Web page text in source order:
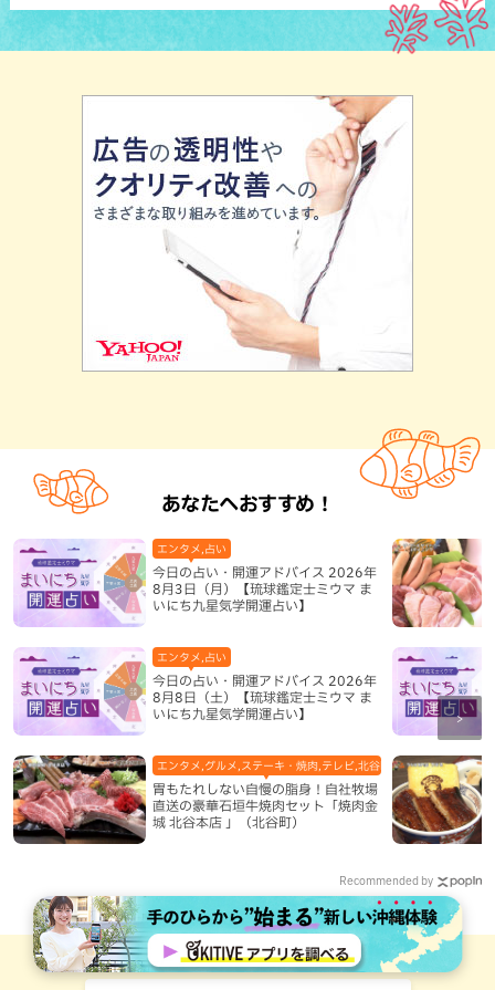
あなたへおすすめ！
今日の占い・開運アドバイス 2026年
8月3日（月）【琉球鑑定士ミウマ ま
いにち九星気学開運占い】
エンタメ,占い
今日の占い・開運アドバイス 2026年
8月8日（土）【琉球鑑定士ミウマ ま
いにち九星気学開運占い】
エンタメ,占い
胃もたれしない自慢の脂身！自社牧場
直送の豪華石垣牛焼肉セット「焼肉金
城 北谷本店 」（北谷町）
エンタメ,グルメ,ステーキ・焼肉,テレビ,北谷町,地域,本島中部
Recommended by